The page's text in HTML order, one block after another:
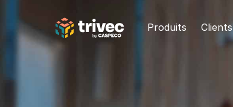
contenu
Produits Clients